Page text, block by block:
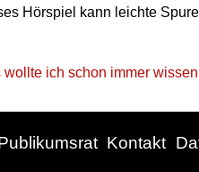
Hörspiel kann leichte
wollte ich schon immer wissen
Kontakt